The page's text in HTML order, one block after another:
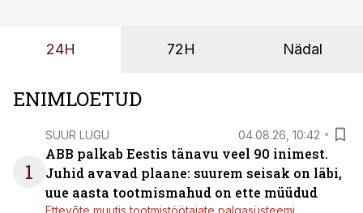
24H 72H Nädal
ENIMLOETUD
1
SUUR LUGU 04.08.26, 10:42
ABB palkab Eestis tänavu veel 90 inimest.
Juhid avavad plaane: suurem seisak on läbi,
uue aasta tootmismahud on ette müüdud
Ettevõte muutis tootmistöötajate palgasüsteemi